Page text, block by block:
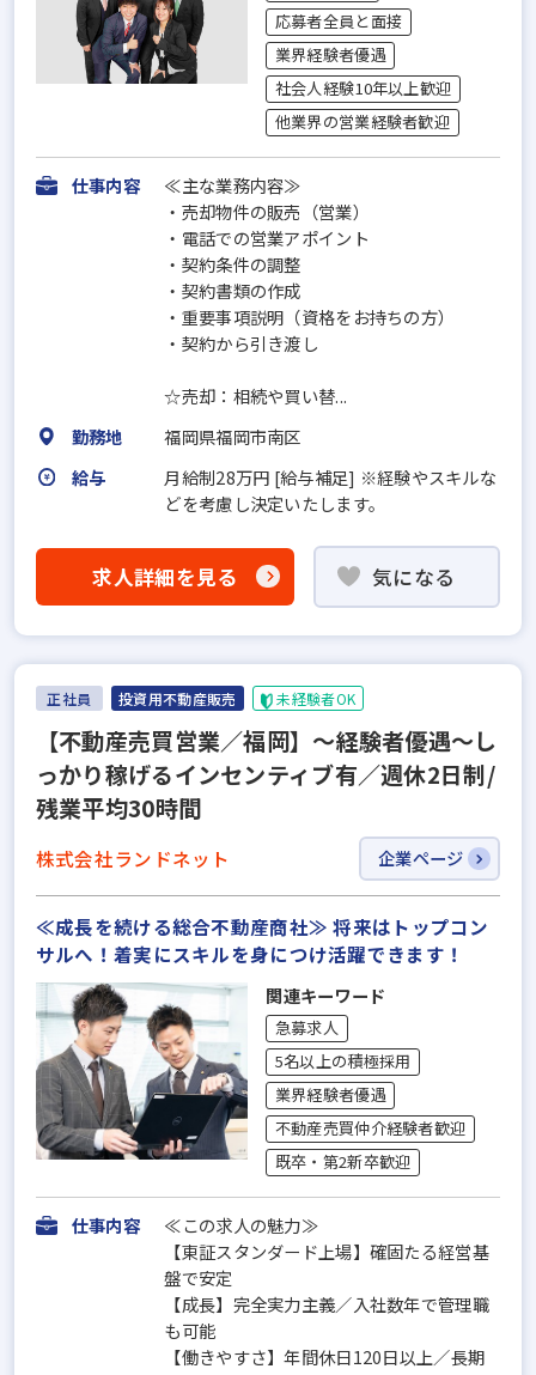
応募者全員と面接
業界経験者優遇
社会人経験10年以上歓迎
他業界の営業経験者歓迎
仕事内容
≪主な業務内容≫
・売却物件の販売（営業）
・電話での営業アポイント
・契約条件の調整
・契約書類の作成
・重要事項説明（資格をお持ちの方）
・契約から引き渡し
☆売却：相続や買い替...
勤務地
福岡県福岡市南区
給与
月給制28万円 [給与補足] ※経験やスキルな
どを考慮し決定いたします。
求人詳細を見る 気になる
正社員 投資用不動産販売 未経験者OK
【不動産売買営業／福岡】～経験者優遇～し
っかり稼げるインセンティブ有／週休2日制/
残業平均30時間
株式会社ランドネット 企業ページ
≪成長を続ける総合不動産商社≫ 将来はトップコン
サルへ！着実にスキルを身につけ活躍できます！
関連キーワード
急募求人
5名以上の積極採用
業界経験者優遇
不動産売買仲介経験者歓迎
既卒・第2新卒歓迎
仕事内容
≪この求人の魅力≫
【東証スタンダード上場】確固たる経営基
盤で安定
【成長】完全実力主義／入社数年で管理職
も可能
【働きやすさ】年間休日120日以上／長期